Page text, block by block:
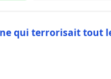
qui terrorisait tout